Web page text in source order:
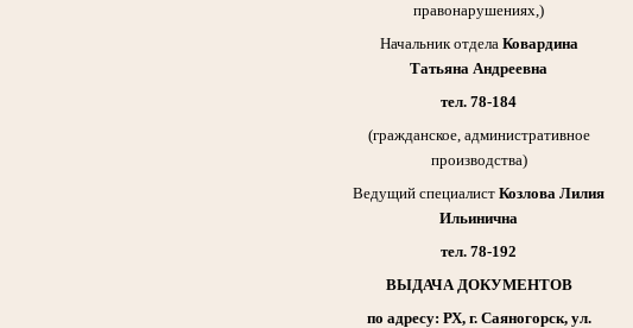
правонарушениях,)
Начальник отдела Ковардина
Татьяна Андреевна
тел. 78-184
(гражданское, административное
производства)
Ведущий специалист Козлова Лилия
Ильинична
тел. 78-192
ВЫДАЧА ДОКУМЕНТОВ
по адресу: РХ, г. Саяногорск, ул.